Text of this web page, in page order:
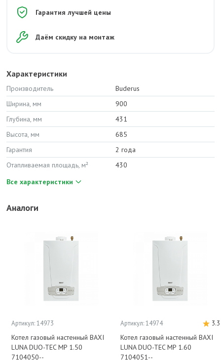
Гарантия лучшей цены
Даём скидку на монтаж
Характеристики
Производитель
Buderus
Ширина, мм
900
Глубина, мм
431
Высота, мм
685
Гарантия
2 года
Отапливаемая площадь, м²
430
Все характеристики
Аналоги
Артикул: 14973
Котел газовый настенный BAXI
LUNA DUO-TEC MP 1.50
7104050--
Артикул: 14974 3.3
Котел газовый настенный BAXI
LUNA DUO-TEC MP 1.60
7104051--